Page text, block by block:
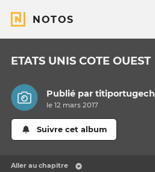
NOTOS
ETATS UNIS COTE OUEST
Publié partitiportugech
le 12 mars 2017
Suivre cet album
Aller au chapitre